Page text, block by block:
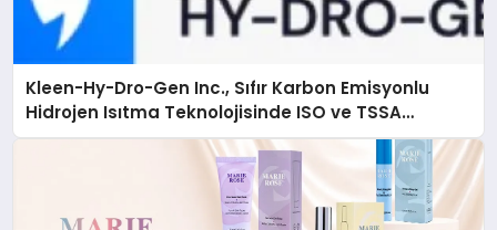
Kleen-Hy-Dro-Gen Inc., Sıfır Karbon Emisyonlu
Hidrojen Isıtma Teknolojisinde ISO ve TSSA
Düzenleyici Onaylarını Aldı